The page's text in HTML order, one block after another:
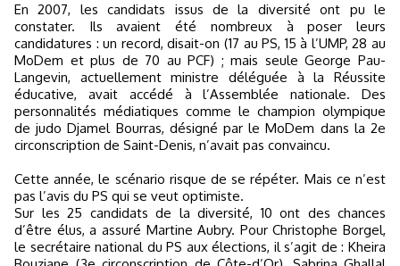
En 2007, les candidats issus de la diversité ont pu le
constater. Ils avaient été nombreux à poser leurs
candidatures : un record, disait-on (17 au PS, 15 à l’UMP, 28 au
MoDem et plus de 70 au PCF) ; mais seule George Pau-
Langevin, actuellement ministre déléguée à la Réussite
éducative, avait accédé à l’Assemblée nationale. Des
personnalités médiatiques comme le champion olympique
de judo Djamel Bourras, désigné par le MoDem dans la 2e
circonscription de Saint-Denis, n’avait pas convaincu.
Cette année, le scénario risque de se répéter. Mais ce n’est
pas l’avis du PS qui se veut optimiste.
Sur les 25 candidats de la diversité, 10 ont des chances
d’être élus, a assuré Martine Aubry. Pour Christophe Borgel,
le secrétaire national du PS aux élections, il s’agit de : Kheira